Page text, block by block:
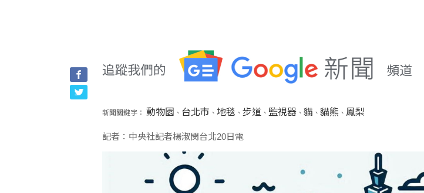
新聞關鍵字： 動物園 、 台北市 、 地毯 、 步道 、 監視器、 貓 、 貓熊 、 鳳梨
記者：中央社記者楊淑閔台北20日電